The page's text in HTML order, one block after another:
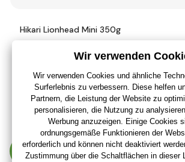
Hikari Lionhead Mini 350g
ohne MwSt
+ 16 Punkte
Letzte 2 Stücke(Bei Ihnen 11.08.)
Weitere anzeigen 30 Produkten